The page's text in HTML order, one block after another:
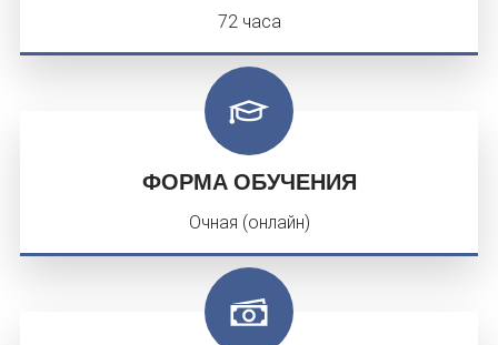
72 часа
ФОРМА ОБУЧЕНИЯ
Очная (онлайн)